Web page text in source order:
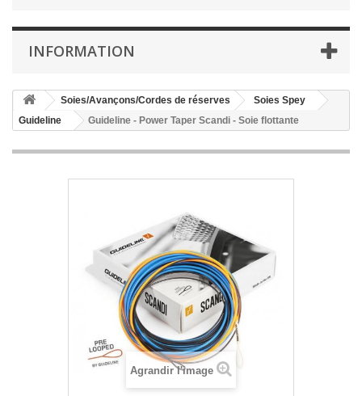
INFORMATION
Soies/Avançons/Cordes de réserves
Soies Spey
Guideline
Guideline - Power Taper Scandi - Soie flottante
Agrandir l'image